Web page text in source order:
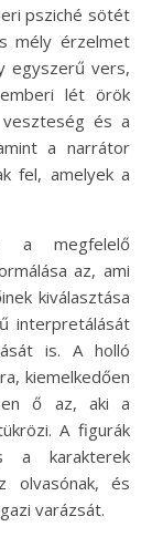
psziché sötét
mély érzelmet
egyszerű vers,
lét örök
és a
a narrátor
fel, amelyek a
a megfelelő
az, ami
kiválasztása
interpretálását
is. A holló
kiemelkedően
ő az, aki a
A figurák
a karakterek
olvasónak, és
varázsát.